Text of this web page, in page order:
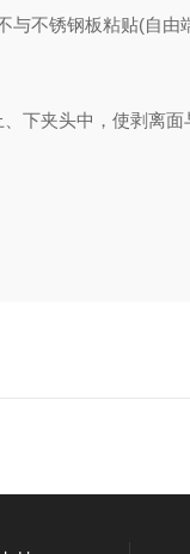
不锈钢板粘贴(自由
下夹头中，使剥离面